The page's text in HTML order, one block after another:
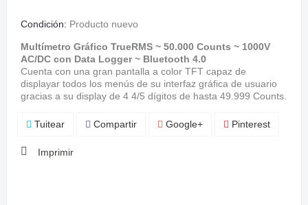
Condición: Producto nuevo
Multímetro Gráfico TrueRMS ~ 50.000 Counts ~ 1000V
AC/DC con Data Logger ~ Bluetooth 4.0
Cuenta con una gran pantalla a color TFT capaz de
displayar todos los menús de su interfaz gráfica de usuario
gracias a su display de 4 4/5 dígitos de hasta 49.999 Counts.
Tuitear Compartir Google+ Pinterest
Imprimir